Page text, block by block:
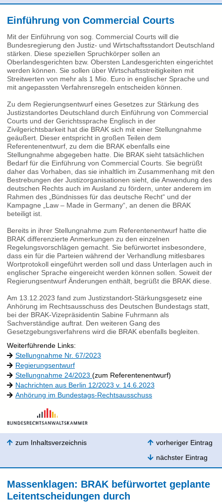
Einführung von Commercial Courts
Mit der Einführung von sog. Commercial Courts will die
Bundesregierung den Justiz- und Wirtschaftsstandort Deutschland
stärken. Diese speziellen Spruchkörper sollen an
Oberlandesgerichten bzw. Obersten Landesgerichten eingerichtet
werden können. Sie sollen über Wirtschaftsstreitigkeiten mit
Streitwerten von mehr als 1 Mio. Euro in englischer Sprache und
mit angepassten Verfahrensregeln entscheiden können.
Zu dem Regierungsentwurf eines Gesetzes zur Stärkung des
Justizstandortes Deutschland durch Einführung von Commercial
Courts und der Gerichtssprache Englisch in der
Zivilgerichtsbarkeit hat die BRAK sich mit einer Stellungnahme
geäußert. Dieser entspricht in großen Teilen dem
Referentenentwurf, zu dem die BRAK ebenfalls eine
Stellungnahme abgegeben hatte. Die BRAK sieht tatsächlichen
Bedarf für die Einführung von Commercial Courts. Sie begrüßt
daher das Vorhaben, das sie inhaltlich im Zusammenhang mit den
Bestrebungen der Justizorganisationen sieht, die Anwendung des
deutschen Rechts auch im Ausland zu fördern, unter anderem im
Rahmen des „Bündnisses für das deutsche Recht“ und der
Kampagne „Law – Made in Germany“, an denen die BRAK
beteiligt ist.
Bereits in ihrer Stellungnahme zum Referentenentwurf hatte die
BRAK differenzierte Anmerkungen zu den einzelnen
Regelungsvorschlägen gemacht. Sie befürwortet insbesondere,
dass ein für die Parteien während der Verhandlung mitlesbares
Wortprotokoll eingeführt werden soll und dass Unterlagen auch in
englischer Sprache eingereicht werden können sollen. Soweit der
Regierungsentwurf Änderungen enthält, begrüßt die BRAK diese.
Am 13.12.2023 fand zum Justizstandort-Stärkungsgesetz eine
Anhörung im Rechtsausschuss des Deutschen Bundestags statt,
bei der BRAK-Vizepräsidentin Sabine Fuhrmann als
Sachverständige auftrat. Den weiteren Gang des
Gesetzgebungsverfahrens wird die BRAK ebenfalls begleiten.
Weiterführende Links:
Stellungnahme Nr. 67/2023
Regierungsentwurf
Stellungnahme 24/2023 (zum Referentenentwurf)
Nachrichten aus Berlin 12/2023 v. 14.6.2023
Anhörung im Bundestags-Rechtsausschuss
zum Inhaltsverzeichnis
vorheriger Eintrag
nächster Eintrag
Massenklagen: BRAK befürwortet geplante
Leitentscheidungen durch